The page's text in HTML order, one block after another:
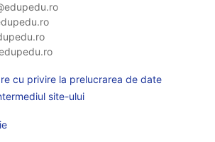
cu privire la prelucrarea de date
site-ului